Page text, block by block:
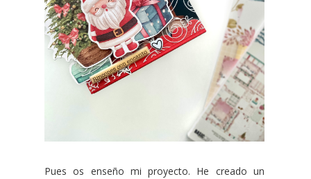
Pues os enseño mi proyecto. He creado un